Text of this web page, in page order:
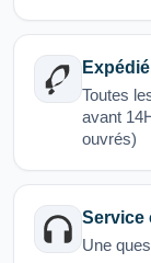
Toutes
avant
ouvrés)
Service
Une